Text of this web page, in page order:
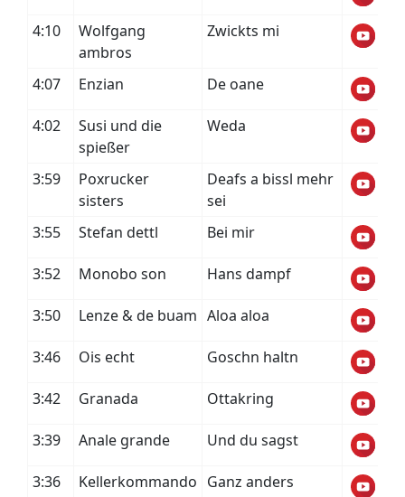
4:10
Wolfgang
ambros
Zwickts mi
4:07 Enzian De oane
4:02
Susi und die
spießer
Weda
3:59
Poxrucker
sisters
Deafs a bissl mehr
sei
3:55
Stefan dettl Bei mir
3:52 Monobo son Hans dampf
3:50 Lenze & de buam Aloa aloa
3:46 Ois echt Goschn haltn
3:42 Granada Ottakring
3:39 Anale grande Und du sagst
3:36 Kellerkommando Ganz anders